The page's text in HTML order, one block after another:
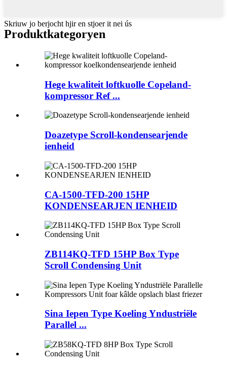
Skriuw jo berjocht hjir en stjoer it nei ús
Produktkategoryen
Hege kwaliteit loftkuolle Copeland-
kompressor Ref ...
Doazetype Scroll-kondensearjende
ienheid
CA-1500-TFD-200 15HP
KONDENSEARJEN IENHEID
ZB114KQ-TFD 15HP Box Type
Scroll Condensing Unit
Sina Iepen Type Koeling Yndustriële
Parallel ...